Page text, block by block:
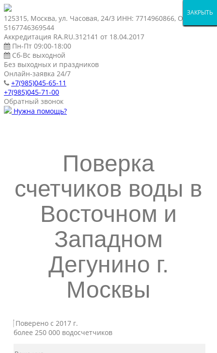
125315, Москва, ул. Часовая, 24/3 ИНН: 7714960866, ОГРН:
5167746369544
Аккредитация RA.RU.312141 от 18.04.2017
Пн-Пт 09:00-18:00
Сб-Вс выходной
Без выходных и праздников
Онлайн-заявка 24/7
+7(985)045-65-11
+7(985)045-71-00
Обратный звонок
Нужна помощь?
Поверка
счетчиков воды в
Восточном и
Западном
Дегунино г.
Москвы
Поверено с 2017 г.
более 250 000 водосчетчиков
ЗАКРЫТЬ
ЗАКРЫТЬ
ЗАКРЫТЬ
ЗАКРЫТЬ
ЗАКРЫТЬ
ЗАКРЫТЬ
ЗАКРЫТЬ
ЗАКРЫТЬ
ЗАКРЫТЬ
ЗАКРЫТЬ
ЗАКРЫТЬ
ЗАКРЫТЬ
ЗАКРЫТЬ
ЗАКРЫТЬ